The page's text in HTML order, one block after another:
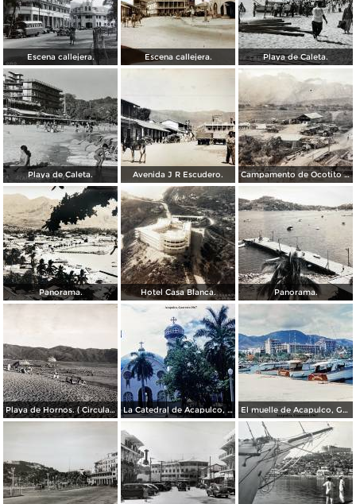
Escena callejera. Escena callejera. Playa de Caleta.
Playa de Caleta. Avenida J R Escudero. Campamento de Ocotito Carretera de Mexico-Acapulco.
Panorama. Hotel Casa Blanca. Panorama.
Playa de Hornos. ( Circulada el 21 de Marzo de 1940 ). La Catedral de Acapulco, Guerrero 1967. El muelle de Acapulco, Guerrero 1967.